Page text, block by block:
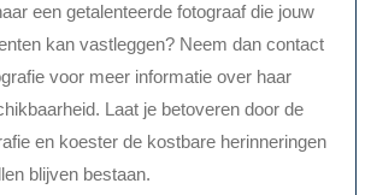
een getalenteerde fotograaf die jouw
kan vastleggen? Neem dan contact
voor meer informatie over haar
Laat je betoveren door de
en koester de kostbare herinneringen
blijven bestaan.